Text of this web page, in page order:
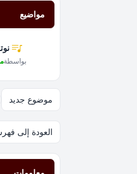
مواضيع
بواسطة
موضوع جديد
العودة إلى